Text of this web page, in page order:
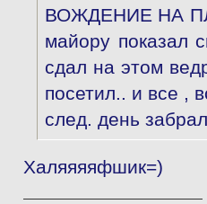
ВОЖДЕНИЕ НА
майору показал
сдал на этом
посетил.. и все ,
след. день
Халяяяяфшик=)